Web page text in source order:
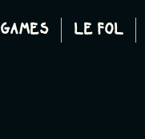
GAMES LE FOL